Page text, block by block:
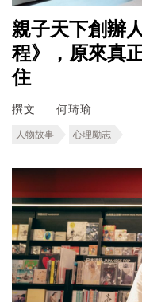
親子天下創辦
程》，原來真
住
撰文 何琦瑜
人物故事 心理勵志